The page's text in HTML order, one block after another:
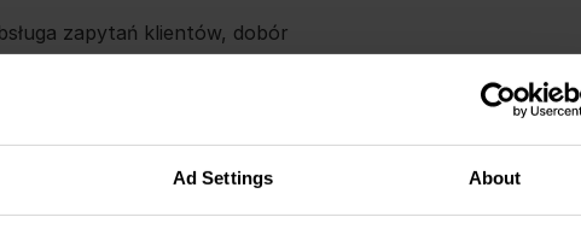
Ad Settings About
zapytań klientów, dobór
przeważnie dzwonią do
się o cenach,
Dlatego „IMPK”
wygodne i szybkie